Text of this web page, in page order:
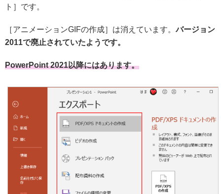
ト］です。
［アニメーションGIFの作成］は消えています。バージョン
2011で廃止されていたようです。
PowerPoint 2021以降にはあります。